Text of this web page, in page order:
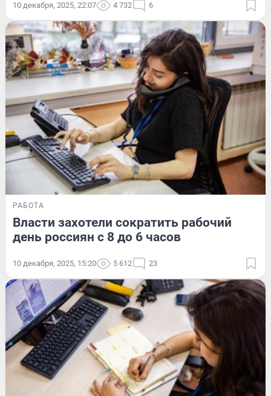
10 декабря, 2025, 22:07 4 732 6
РАБОТА
Власти захотели сократить рабочий
день россиян с 8 до 6 часов
10 декабря, 2025, 15:20 5 612 23